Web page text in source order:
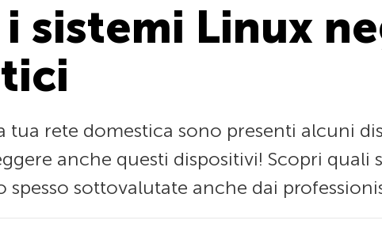
sistemi Linux
tua rete domestica sono presenti alcuni
anche questi dispositivi! Scopri quali
sottovalutate anche dai